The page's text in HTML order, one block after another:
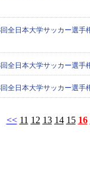
回全日本大学サッカー選
回全日本大学サッカー選
回全日本大学サッカー選
<< 11 12 13 14 15 16